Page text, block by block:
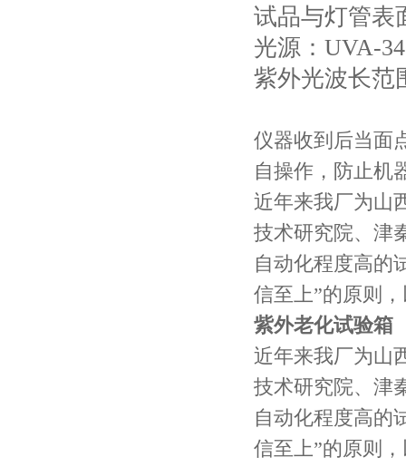
试品与灯管表
光源：UVA-
紫外光波长范
仪器收到后当面
自操作，防止机
近年来我厂为山
技术研究院、津
自动化程度高的
信至上”的原则
紫外老化试验箱
近年来我厂为山
技术研究院、津
自动化程度高的
信至上”的原则